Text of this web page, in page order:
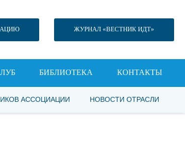
ЖУРНАЛ «ВЕСТНИК ИДТ»
БИБЛИОТЕКА КОНТАКТЫ
АССОЦИАЦИИ НОВОСТИ ОТРАСЛИ